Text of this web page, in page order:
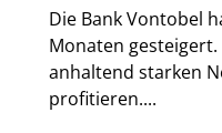
Die Bank Vontobel
Monaten
anhaltend starken
profitieren....